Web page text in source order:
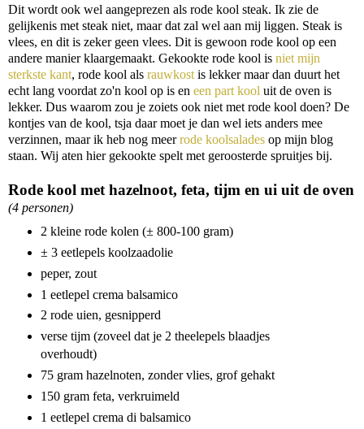
Dit wordt ook wel aangeprezen als rode kool steak. Ik zie de
gelijkenis met steak niet, maar dat zal wel aan mij liggen. Steak is
vlees, en dit is zeker geen vlees. Dit is gewoon rode kool op een
andere manier klaargemaakt. Gekookte rode kool is niet mijn
sterkste kant, rode kool als rauwkost is lekker maar dan duurt het
echt lang voordat zo'n kool op is en een part kool uit de oven is
lekker. Dus waarom zou je zoiets ook niet met rode kool doen? De
kontjes van de kool, tsja daar moet je dan wel iets anders mee
verzinnen, maar ik heb nog meerrode koolsalades op mijn blog
staan. Wij aten hier gekookte spelt met geroosterde spruitjes bij.
Rode kool met hazelnoot, feta, tijm en ui uit de oven
(4 personen)
2 kleine rode kolen (± 800-100 gram)
± 3 eetlepels koolzaadolie
peper, zout
1 eetlepel crema balsamico
2 rode uien, gesnipperd
verse tijm (zoveel dat je 2 theelepels blaadjes
overhoudt)
75 gram hazelnoten, zonder vlies, grof gehakt
150 gram feta, verkruimeld
1 eetlepel crema di balsamico